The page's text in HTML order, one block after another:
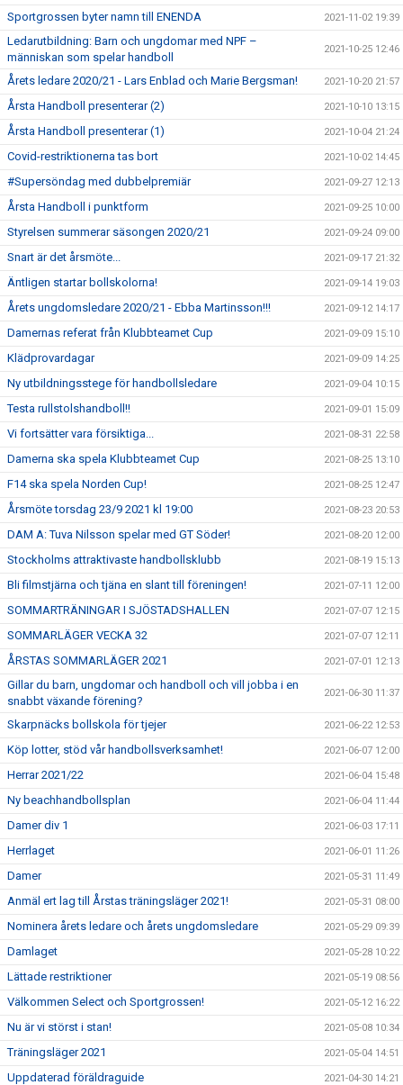
Sportgrossen byter namn till ENENDA 2021-11-02 19:39
Ledarutbildning: Barn och ungdomar med NPF –
människan som spelar handboll
2021-10-25 12:46
Årets ledare 2020/21 - Lars Enblad och Marie Bergsman! 2021-10-20 21:57
Årsta Handboll presenterar (2) 2021-10-10 13:15
Årsta Handboll presenterar (1) 2021-10-04 21:24
Covid-restriktionerna tas bort 2021-10-02 14:45
#Supersöndag med dubbelpremiär 2021-09-27 12:13
Årsta Handboll i punktform 2021-09-25 10:00
Styrelsen summerar säsongen 2020/21 2021-09-24 09:00
Snart är det årsmöte... 2021-09-17 21:32
Äntligen startar bollskolorna! 2021-09-14 19:03
Årets ungdomsledare 2020/21 - Ebba Martinsson!!! 2021-09-12 14:17
Damernas referat från Klubbteamet Cup 2021-09-09 15:10
Klädprovardagar 2021-09-09 14:25
Ny utbildningsstege för handbollsledare 2021-09-04 10:15
Testa rullstolshandboll!! 2021-09-01 15:09
Vi fortsätter vara försiktiga... 2021-08-31 22:58
Damerna ska spela Klubbteamet Cup 2021-08-25 13:10
F14 ska spela Norden Cup! 2021-08-25 12:47
Årsmöte torsdag 23/9 2021 kl 19:00 2021-08-23 20:53
DAM A: Tuva Nilsson spelar med GT Söder! 2021-08-20 12:00
Stockholms attraktivaste handbollsklubb 2021-08-19 15:13
Bli filmstjärna och tjäna en slant till föreningen! 2021-07-11 12:00
SOMMARTRÄNINGAR I SJÖSTADSHALLEN 2021-07-07 12:15
SOMMARLÄGER VECKA 32 2021-07-07 12:11
ÅRSTAS SOMMARLÄGER 2021 2021-07-01 12:13
Gillar du barn, ungdomar och handboll och vill jobba i en
snabbt växande förening?
2021-06-30 11:37
Skarpnäcks bollskola för tjejer 2021-06-22 12:53
Köp lotter, stöd vår handbollsverksamhet! 2021-06-07 12:00
Herrar 2021/22 2021-06-04 15:48
Ny beachhandbollsplan 2021-06-04 11:44
Damer div 1 2021-06-03 17:11
Herrlaget 2021-06-01 11:26
Damer 2021-05-31 11:49
Anmäl ert lag till Årstas träningsläger 2021! 2021-05-31 08:00
Nominera årets ledare och årets ungdomsledare 2021-05-29 09:39
Damlaget 2021-05-28 10:22
Lättade restriktioner 2021-05-19 08:56
Välkommen Select och Sportgrossen! 2021-05-12 16:22
Nu är vi störst i stan! 2021-05-08 10:34
Träningsläger 2021 2021-05-04 14:51
Uppdaterad föräldraguide 2021-04-30 14:21